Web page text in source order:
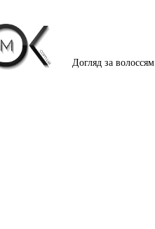
Догляд за волоссям